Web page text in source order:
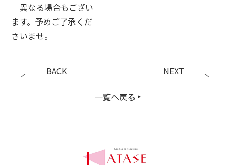
異なる場合もござい
ます。予めご了承くだ
さいませ。
BACK
一覧へ戻る
NEXT